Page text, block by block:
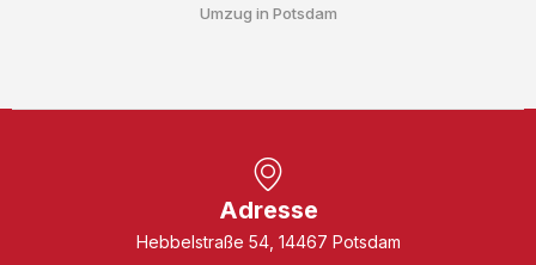
Umzug in Potsdam
Adresse
Hebbelstraße 54, 14467 Potsdam